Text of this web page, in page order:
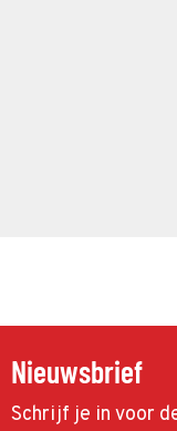
Nieuwsbrief
Schrijf je in voor